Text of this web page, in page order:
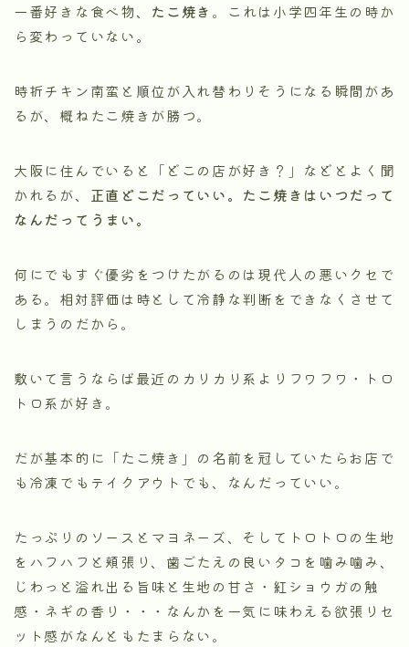
一番好きな食べ物、 たこ焼き 。これは小学四年生の時か
ら変わっていない。
時折チキン南蛮と順位が入れ替わりそうになる瞬間があ
るが、概ねたこ焼きが勝つ。
大阪に住んでいると「どこの店が好き？」などとよく聞
かれるが、 正直どこだっていい。たこ焼きはいつだって
なんだってうまい。
何にでもすぐ優劣をつけたがるのは現代人の悪いクセで
ある。相対評価は時として冷静な判断をできなくさせて
しまうのだから。
敷いて言うならば最近のカリカリ系よりフワフワ・トロ
トロ系が好き。
だが基本的に「たこ焼き」の名前を冠していたらお店で
も冷凍でもテイクアウトでも、なんだっていい。
たっぷりのソースとマヨネーズ、そしてトロトロの生地
をハフハフと頬張り、歯ごたえの良いタコを噛み噛み、
じわっと溢れ出る旨味と生地の甘さ・紅ショウガの触
感・ネギの香り・・・なんかを一気に味わえる欲張りセ
ット感がなんともたまらない。